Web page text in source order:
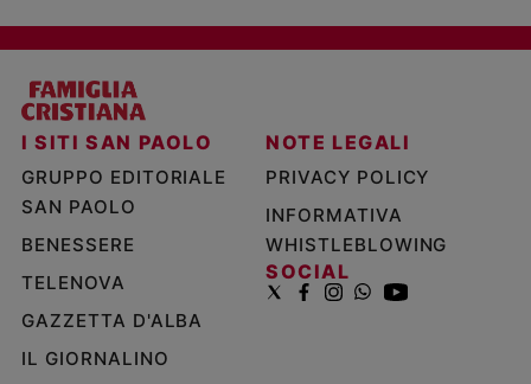
I SITI SAN PAOLO
GRUPPO EDITORIALE
SAN PAOLO
BENESSERE
TELENOVA
GAZZETTA D'ALBA
IL GIORNALINO
NOTE LEGALI
PRIVACY POLICY
INFORMATIVA
WHISTLEBLOWING
SOCIAL